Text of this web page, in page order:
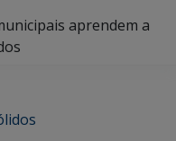
aprendem a